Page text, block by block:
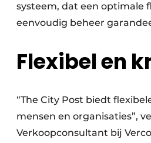
systeem, dat een optimale
eenvoudig beheer
Flexibel en
“The City Post biedt
mensen en organisaties”,
Verkoopconsultant bij